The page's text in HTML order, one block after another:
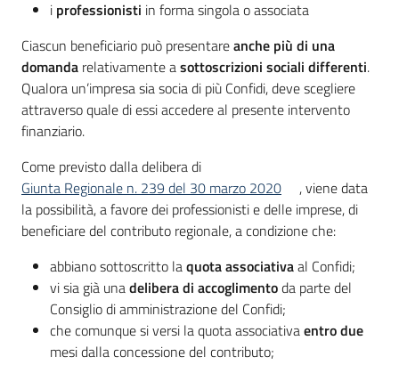
i professionisti in forma singola o associata
Ciascun beneficiario può presentareanche più di una
domanda relativamente asottoscrizioni sociali differenti.
Qualora un’impresa sia socia di più Confidi, deve scegliere
attraverso quale di essi accedere al presente intervento
finanziario.
Come previsto dalla delibera di
Giunta Regionale n. 239 del 30 marzo 2020
, viene data
la possibilità, a favore dei professionisti e delle imprese, di
beneficiare del contributo regionale, a condizione che:
abbiano sottoscritto laquota associativaal Confidi;
vi sia già unadelibera di accoglimentoda parte del
Consiglio di amministrazione del Confidi;
che comunque si versi la quota associativaentro due
mesi dalla concessione del contributo;